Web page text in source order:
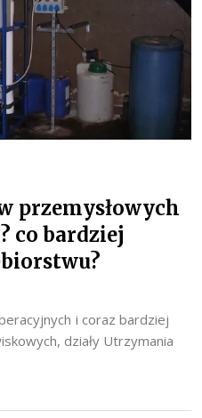
przemysłowych
co bardziej
i coraz bardziej
działy Utrzymania